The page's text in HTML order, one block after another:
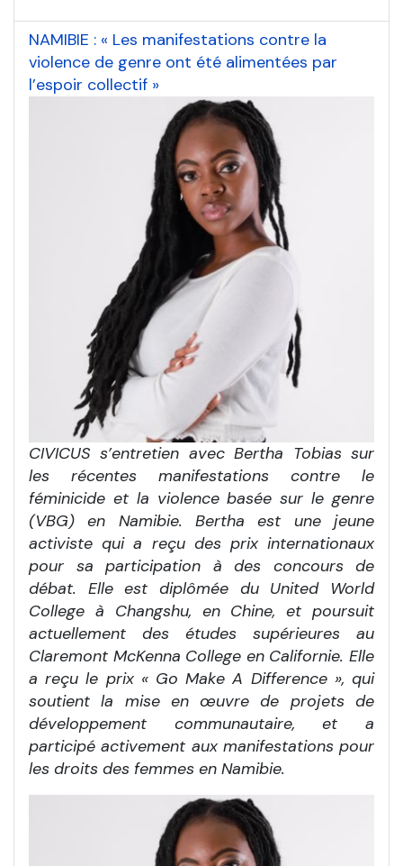
NAMIBIE : « Les manifestations contre la
violence de genre ont été alimentées par
l’espoir collectif »
CIVICUS s’entretien avec Bertha Tobias sur
les récentes manifestations contre le
féminicide et la violence basée sur le genre
(VBG) en Namibie. Bertha est une jeune
activiste qui a reçu des prix internationaux
pour sa participation à des concours de
débat. Elle est diplômée du United World
College à Changshu, en Chine, et poursuit
actuellement des études supérieures au
Claremont McKenna College en Californie. Elle
a reçu le prix « Go Make A Difference », qui
soutient la mise en œuvre de projets de
développement communautaire, et a
participé activement aux manifestations pour
les droits des femmes en Namibie.